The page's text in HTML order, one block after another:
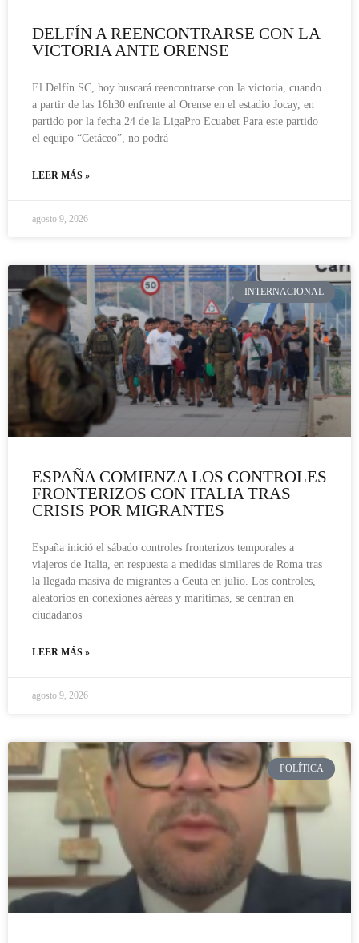
DELFÍN A REENCONTRARSE CON LA
VICTORIA ANTE ORENSE
El Delfín SC, hoy buscará reencontrarse con la victoria, cuando
a partir de las 16h30 enfrente al Orense en el estadio Jocay, en
partido por la fecha 24 de la LigaPro Ecuabet Para este partido
el equipo “Cetáceo”, no podrá
LEER MÁS »
agosto 9, 2026
INTERNACIONAL
ESPAÑA COMIENZA LOS CONTROLES
FRONTERIZOS CON ITALIA TRAS
CRISIS POR MIGRANTES
España inició el sábado controles fronterizos temporales a
viajeros de Italia, en respuesta a medidas similares de Roma tras
la llegada masiva de migrantes a Ceuta en julio. Los controles,
aleatorios en conexiones aéreas y marítimas, se centran en
ciudadanos
LEER MÁS »
agosto 9, 2026
POLÍTICA